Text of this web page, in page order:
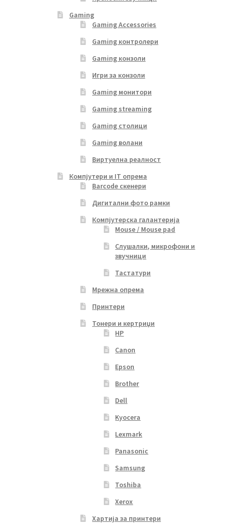
Gaming
Gaming Accessories
Gaming контролери
Gaming конзоли
Игри за конзоли
Gaming монитори
Gaming streaming
Gaming столици
Gaming волани
Виртуелна реалност
Компјутери и IT опрема
Barcode скенери
Дигитални фото рамки
Компјутерска галантерија
Mouse / Mouse pad
Слушалки, микрофони и
звучници
Тастатури
Мрежна опрема
Принтери
Тонери и кертриџи
HP
Canon
Epson
Brother
Dell
Kyocera
Lexmark
Panasonic
Samsung
Toshiba
Xerox
Хартија за принтери